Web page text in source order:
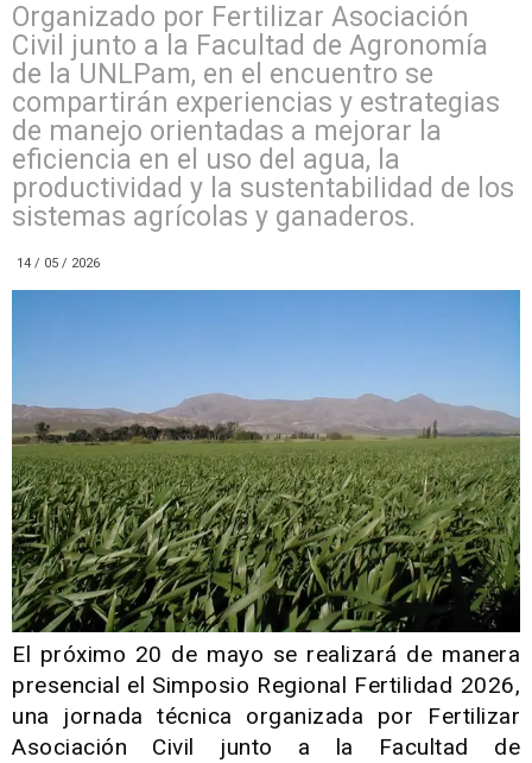
Organizado por Fertilizar Asociación
Civil junto a la Facultad de Agronomía
de la UNLPam, en el encuentro se
compartirán experiencias y estrategias
de manejo orientadas a mejorar la
eficiencia en el uso del agua, la
productividad y la sustentabilidad de los
sistemas agrícolas y ganaderos.
14 / 05 / 2026
El próximo 20 de mayo se realizará de manera
presencial el Simposio Regional Fertilidad 2026,
una jornada técnica organizada por Fertilizar
Asociación Civil junto a la Facultad de